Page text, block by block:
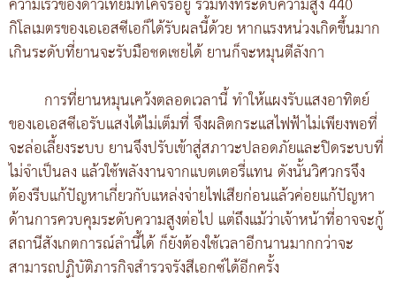
กิโลเมตรของเอเอสซีเอก็ได้รับผลนี้ด้วย หากแรงหน่วงเกิดขึ้นมาก
เกินระดับที่ยานจะรับมือชดเชยได้ ยานก็จะหมุนตีลังกา
การที่ยานหมุนเคว้งตลอดเวลานี้ ทำให้แผงรับแสงอาทิตย์
ของเอเอสซีเอรับแสงได้ไม่เต็มที่ จึงผลิตกระแสไฟฟ้าไม่เพียงพอที่
จะล่อเลี้ยงระบบ ยานจึงปรับเข้าสู่สภาวะปลอดภัยและปิดระบบที่
ไม่จำเป็นลง แล้วใช้พลังงานจากแบตเตอรี่แทน ดังนั้นวิศวกรจึง
ต้องรีบแก้ปัญหาเกี่ยวกับแหล่งจ่ายไฟเสียก่อนแล้วค่อยแก้ปัญหา
ด้านการควบคุมระดับความสูงต่อไป แต่ถึงแม้ว่าเจ้าหน้าที่อาจจะกู้
สถานีสังเกตการณ์ลำนี้ได้ ก็ยังต้องใช้เวลาอีกนานมากกว่าจะ
สามารถปฏิบัติภารกิจสำรวจรังสีเอกซ์ได้อีกครั้ง